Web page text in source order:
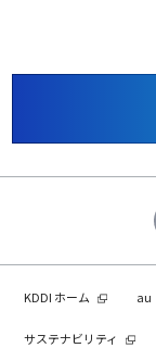
KDDI ホーム au
サステナビリティ